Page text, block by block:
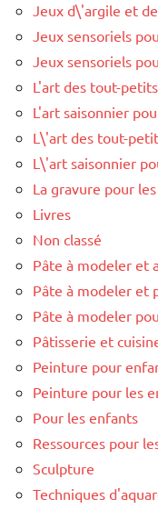
Jeux d\'argile et
Jeux sensoriels
Jeux sensoriels
L'art des tout-petits
L'art saisonnier
L\'art des tout-
L\'art saisonnier
La gravure pour
Livres
Non classé
Pâte à modeler et
Pâte à modeler et
Pâte à modeler
Pâtisserie et
Peinture pour
Peinture pour les
Pour les enfants
Ressources pour
Sculpture
Techniques